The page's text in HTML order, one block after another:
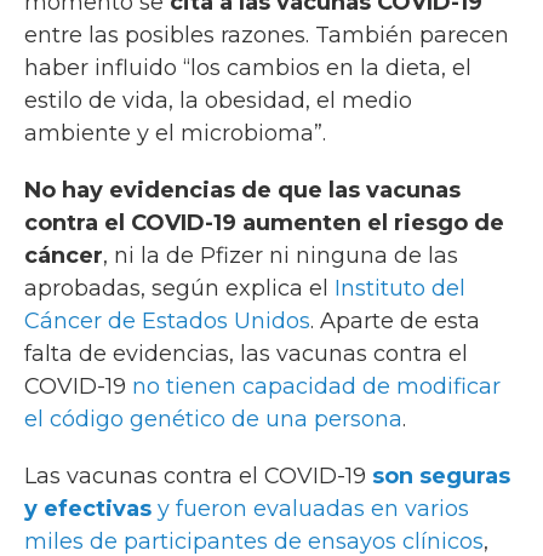
entre las posibles razones. También parecen
haber influido “los cambios en la dieta, el
estilo de vida, la obesidad, el medio
ambiente y el microbioma”.
No hay evidencias de que las vacunas
contra el COVID-19 aumenten el riesgo de
cáncer, ni la de Pfizer ni ninguna de las
aprobadas, según explica el Instituto del
Cáncer de Estados Unidos. Aparte de esta
falta de evidencias, las vacunas contra el
COVID-19 no tienen capacidad de modificar
el código genético de una persona.
Las vacunas contra el COVID-19 son seguras
y efectivas y fueron evaluadas en varios
miles de participantes de ensayos clínicos,